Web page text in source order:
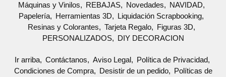
Máquinas y Vinilos
REBAJAS Novedades
NAVIDAD
Papelería
Herramientas 3D
Liquidación Scrapbooking
Resinas y Colorantes
Tarjeta Regalo
Figuras 3D
PERSONALIZADOS
DIY DECORACION
Ir arriba Contáctanos Aviso Legal
Política de Privacidad
Condiciones de Compra
Desistir de un pedido
Políticas de